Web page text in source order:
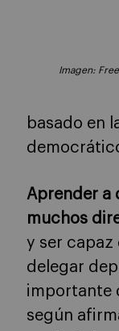
Imagen:
basado en
Aprender a
muchos
y ser capaz
delegar
importante
según